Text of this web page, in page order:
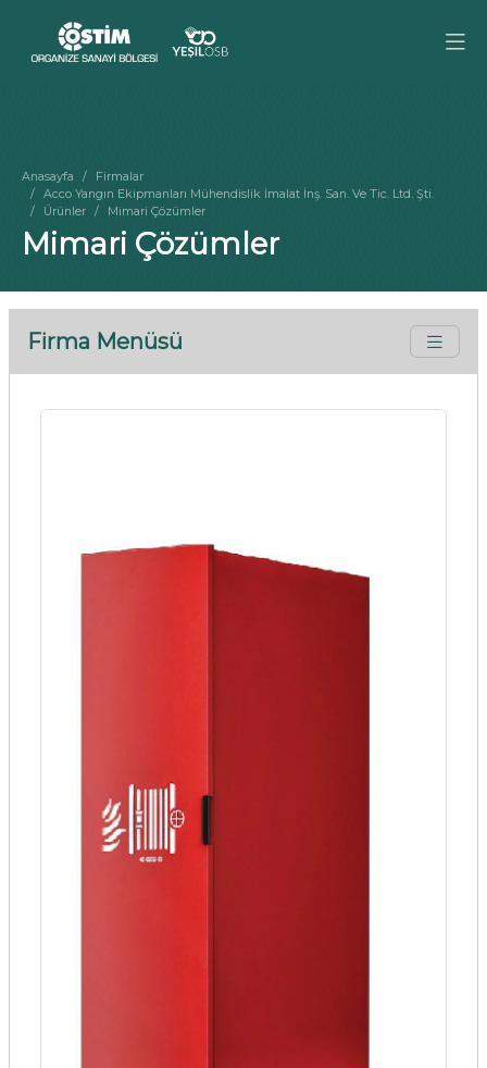
Anasayfa
Firmalar
Acco Yangın Ekipmanları Mühendislik İmalat İnş. San. Ve Tic. Ltd. Şti.
Ürünler
Mimari Çözümler
Mimari Çözümler
Firma Menüsü